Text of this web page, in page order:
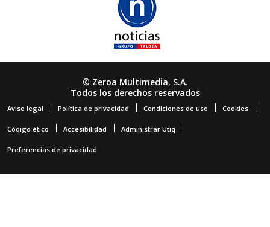
© Zeroa Multimedia, S.A.
Todos los derechos reservados
Aviso legal Política de privacidad Condiciones de uso Cookies
Código ético Accesibilidad Administrar Utiq
Preferencias de privacidad